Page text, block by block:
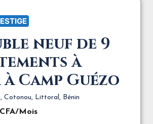
neuf de 9
à
Camp Guézo
Cotonou, Littoral, Bénin
/Mois